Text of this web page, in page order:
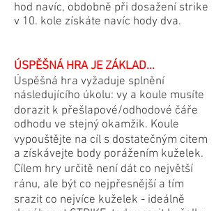
hod navíc, obdobně při dosažení strike
v 10. kole získáte navíc hody dva.
ÚSPĚŠNÁ HRA JE ZÁKLAD...
Úspěšná hra vyžaduje splnění
následujícího úkolu: vy a koule musíte
dorazit k přešlapové/odhodové čáře
odhodu ve stejný okamžik. Koule
vypouštějte na cíl s dostatečným citem
a získávejte body porážením kuželek.
Cílem hry určitě není dát co největší
ránu, ale být co nejpřesnější a tím
srazit co nejvíce kuželek - ideálně